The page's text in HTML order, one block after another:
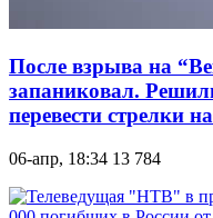
После взрыва на
запаниковал.
перевести стрелки
06-апр, 18:34 13 784